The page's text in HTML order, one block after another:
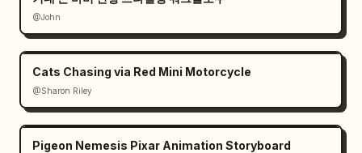
@John
Cats Chasing via Red Mini Motorcycle
@Sharon Riley
Pigeon Nemesis Pixar Animation Storyboard